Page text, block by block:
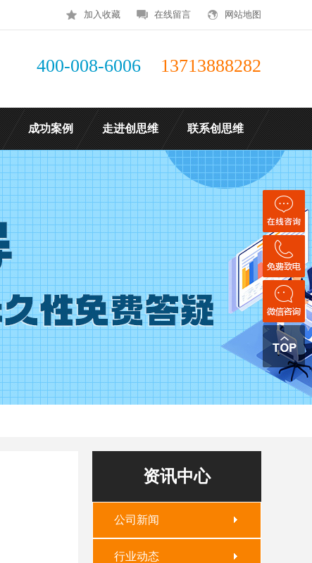
加入收藏 在线留言 网站地图
400-008-6006 13713888282
成功案例 走进创思维 联系创思维
资讯中心
公司新闻
行业动态